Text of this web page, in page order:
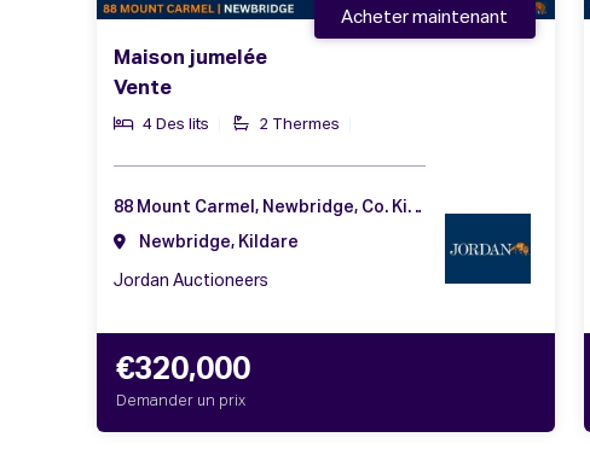
Maison jumelée
Vente
4 Des lits 2 Thermes
Acheter maintenant
88 Mount Carmel, Newbridge, Co. Kildare, W12 AW99
Newbridge, Kildare
Jordan Auctioneers
€320,000
Demander un prix